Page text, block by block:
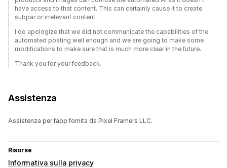
have access to that content. This can certainly cause it to create
subpar or irrelevant content.
I do apologize that we did not communicate the capabilities of the
automated posting well enough and we are going to make some
modifications to make sure that is much more clear in the future.
Thank you for your feedback.
Assistenza
Assistenza per l’app fornita da Pixel Framers LLC.
Risorse
Informativa sulla privacy